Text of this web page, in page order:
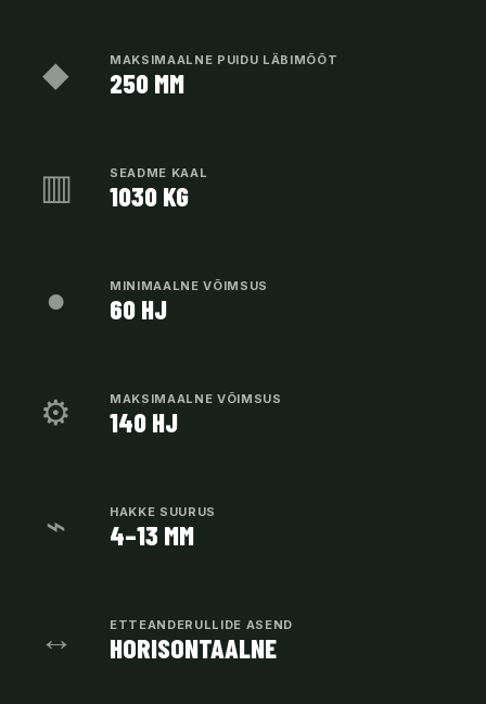
◆ MAKSIMAALNE PUIDU LÄBIMÕÕT
250 MM
▥ SEADME KAAL
1030 KG
● MINIMAALNE VÕIMSUS
60 HJ
⚙ MAKSIMAALNE VÕIMSUS
140 HJ
⌁ HAKKE SUURUS
4–13 MM
↔ ETTEANDERULLIDE ASEND
HORISONTAALNE